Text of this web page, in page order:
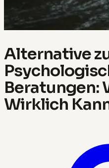
Alternative
Beratungen:
Wirklich